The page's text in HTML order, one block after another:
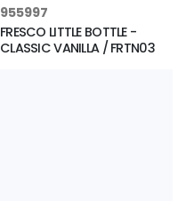
955997
FRESCO LITTLE BOTTLE -
CLASSIC VANILLA / FRTN03